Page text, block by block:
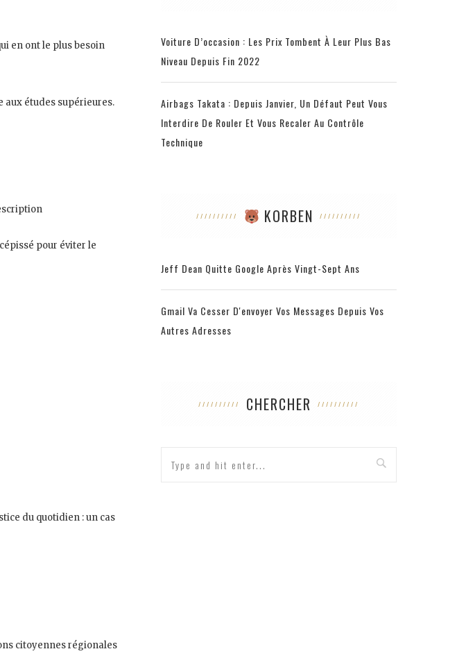
en ont le plus besoin
aux études supérieures.
pour éviter le
du quotidien : un cas
citoyennes régionales
Voiture D’occasion : Les Prix Tombent À Leur Plus Bas
Niveau Depuis Fin 2022
Airbags Takata : Depuis Janvier, Un Défaut Peut Vous
Interdire De Rouler Et Vous Recaler Au Contrôle
Technique
KORBEN
Jeff Dean Quitte Google Après Vingt-Sept Ans
Gmail Va Cesser D'envoyer Vos Messages Depuis Vos
Autres Adresses
CHERCHER